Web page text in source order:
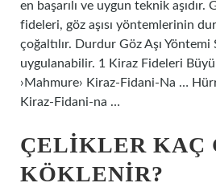
en başarılı ve uygun teknik aşıdır.
fideleri, göz aşısı yöntemlerinin
çoğaltılır. Durdur Göz Aşı Yöntemi
uygulanabilir. 1 Kiraz Fideleri
›Mahmure› Kiraz-Fidani-Na …
Kiraz-Fidani-na …
ÇELIKLER KAÇ
KÖKLENIR?